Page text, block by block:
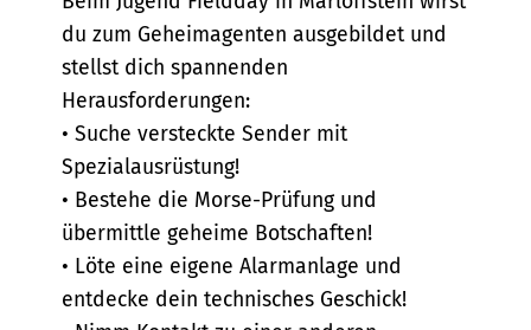
du zum Geheimagenten ausgebildet und
stellst dich spannenden
Herausforderungen:
• Suche versteckte Sender mit
Spezialausrüstung!
• Bestehe die Morse-Prüfung und
übermittle geheime Botschaften!
• Löte eine eigene Alarmanlage und
entdecke dein technisches Geschick!